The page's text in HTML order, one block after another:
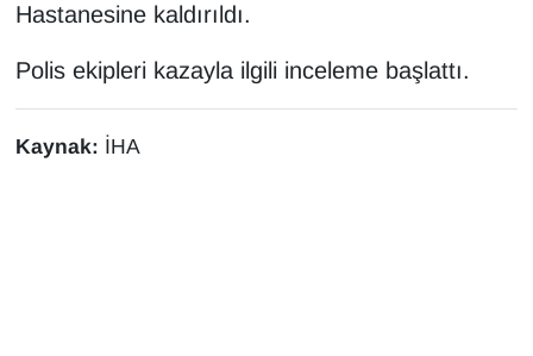
Hastanesine kaldırıldı.
Polis ekipleri kazayla ilgili inceleme başlattı.
Kaynak: İHA
Kim Kimdir?
Kültür & Sanat
KURDÎ